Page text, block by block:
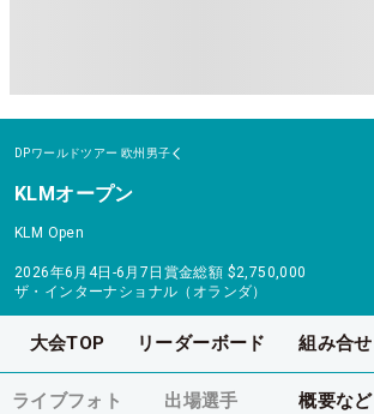
DPワールドツアー 欧州男子
KLMオープン
KLM Open
2026年6月4日-6月7日 賞金総額 $2,750,000
ザ・インターナショナル（オランダ）
大会TOP リーダーボード 組み合せ
ライブフォト 出場選手 概要など